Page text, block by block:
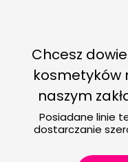
Chcesz
kosmetyków
naszym
Posiadane linie
dostarczanie